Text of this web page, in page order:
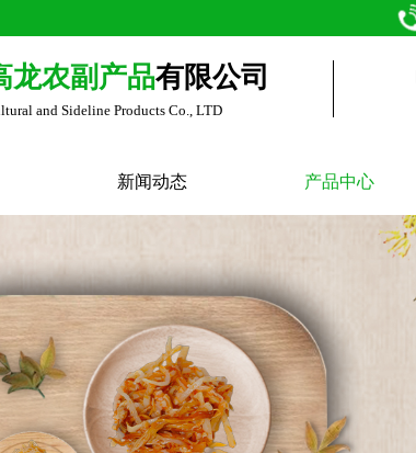
龙农副产品有限公司
and Sideline Products Co., LTD
新闻动态 产品中心